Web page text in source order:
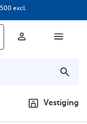
excl.
Vestiging